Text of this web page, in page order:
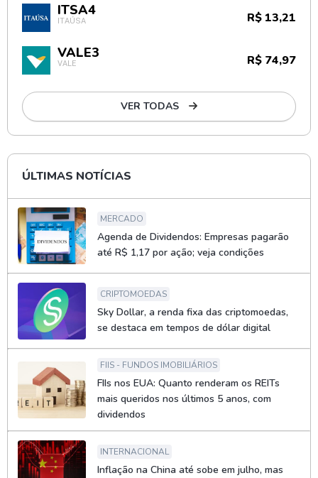
ITSA4
ITAÚSA R$ 13,21
VALE3
VALE R$ 74,97
VER TODAS
ÚLTIMAS NOTÍCIAS
MERCADO
Agenda de Dividendos: Empresas pagarão
até R$ 1,17 por ação; veja condições
CRIPTOMOEDAS
Sky Dollar, a renda fixa das criptomoedas,
se destaca em tempos de dólar digital
FIIS - FUNDOS IMOBILIÁRIOS
FIIs nos EUA: Quanto renderam os REITs
mais queridos nos últimos 5 anos, com
dividendos
INTERNACIONAL
Inflação na China até sobe em julho, mas